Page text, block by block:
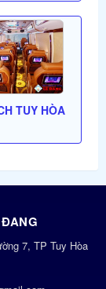
TUY HÒA
7, TP Tuy Hòa